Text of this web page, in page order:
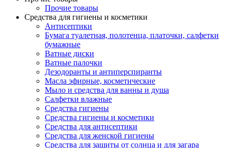
Прочие товары
Средства для гигиены и косметики
Антисептики
Бумага туалетная, полотенца, платочки, салфетки
бумажные
Ватные диски
Ватные палочки
Дезодоранты и антиперспиранты
Масла эфирные, косметические
Мыло и средства для ванны и душа
Салфетки влажные
Средства гигиены
Средства гигиены и косметики
Средства для антисептики
Средства для женской гигиены
Средства для защиты от солнца и для загара